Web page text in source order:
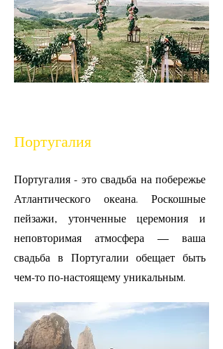
Португалия
Португалия - это свадьба на побережье
Атлантического океана. Роскошные
пейзажи, утонченные церемония и
неповторимая атмосфера — ваша
свадьба в Португалии обещает быть
чем-то по-настоящему уникальным.